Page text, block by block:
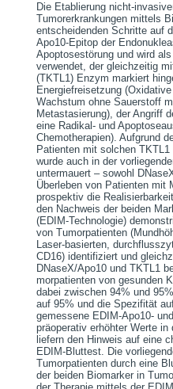
Die Etablierung nicht-
Tumorerkrankungen mittels
entscheidenden Schritte auf
Apo10-Epitop der
Apoptosestörung und wird
verwendet, der gleichzeitig
(TKTL1) Enzym markiert
Energiefreisetzung
Wachstum ohne Sauerstoff
Metastasierung), der Angriff
eine Radikal- und
Chemotherapien). Aufgrund
Patienten mit solchen
wurde auch in der
untermauert – sowohl
Überleben von Patienten mit
prospektiv die
den Nachweis der beiden
(EDIM-Technologie)
von Tumorpatienten
Laser-basierten,
CD16) identifiziert und
DNaseX/Apo10 und TKTL1
morpatienten von gesunden
dabei zwischen 94% und
auf 95% und die Spezifität
gemessene EDIM-Apo10-
präoperativ erhöhter Werte
liefern den Hinweis auf eine
EDIM-Bluttest. Die
Tumorpatienten durch eine
der beiden Biomarker in